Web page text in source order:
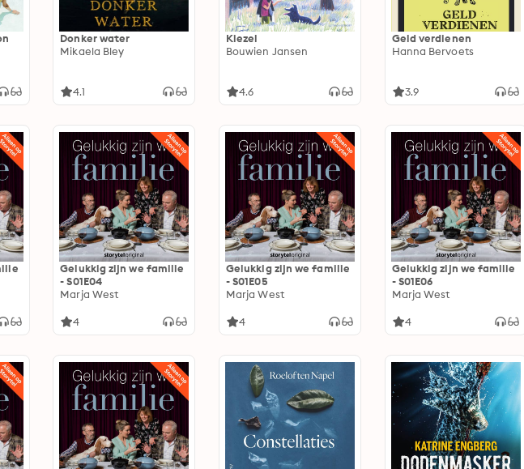
Donker water
Mikaela Bley
4.1
Kiezel
Bouwien Jansen
4.6
Geld verdienen
Hanna Bervoets
3.9
Gelukkig zijn we familie
- S01E04
Marja West
4
Gelukkig zijn we familie
- S01E05
Marja West
4
Gelukkig zijn we familie
- S01E06
Marja West
4